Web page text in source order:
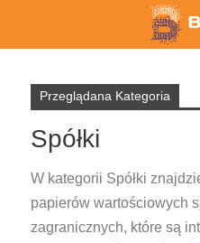
Przeglądana Kategoria
Spółki
W kategorii Spółki
papierów wartościowych
zagranicznych, które są